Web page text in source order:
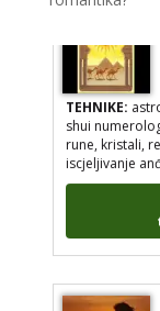
TEHNIKE:
shui
rune, kristali,
iscjeljivanje